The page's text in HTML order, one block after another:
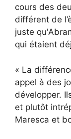
cours des
différent de
juste
qui étaient
« La
appel à des
développer.
et plutôt
Maresca et